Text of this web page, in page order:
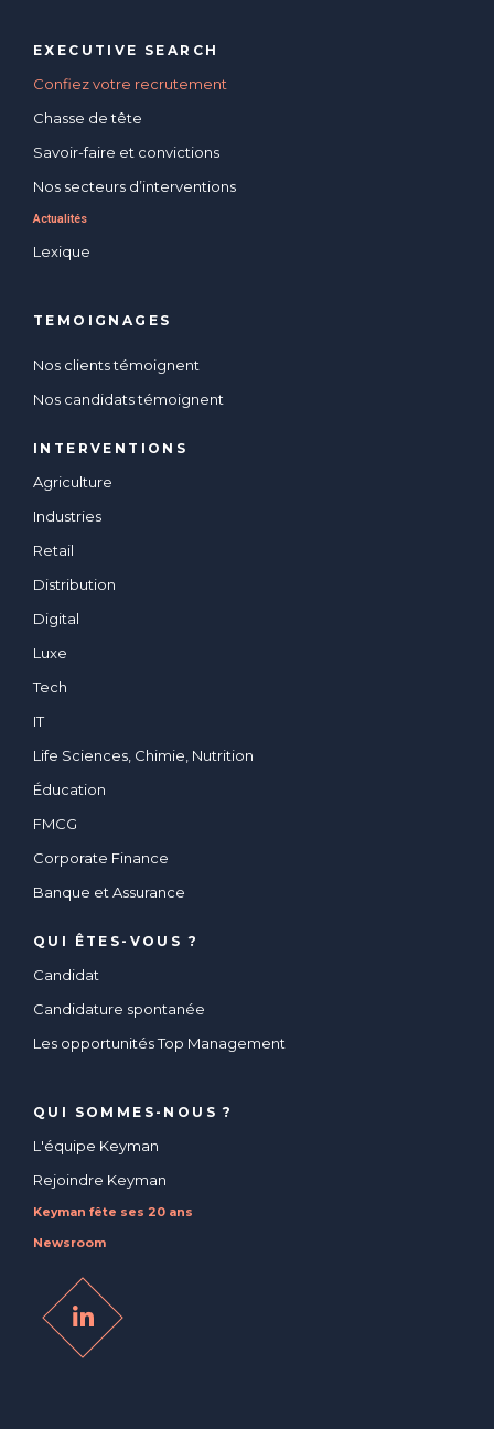
EXECUTIVE SEARCH
Confiez votre recrutement
Chasse de tête
Savoir-faire et convictions
Nos secteurs d’interventions
Actualités
Lexique
TEMOIGNAGES
Nos clients témoignent
Nos candidats témoignent
INTERVENTIONS
Agriculture
Industries
Retail
Distribution
Digital
Luxe
Tech
IT
Life Sciences, Chimie, Nutrition
Éducation
FMCG
Corporate Finance
Banque et Assurance
QUI ÊTES-VOUS ?
Candidat
Candidature spontanée
Les opportunités Top Management
QUI SOMMES-NOUS ?
L'équipe Keyman
Rejoindre Keyman
Keyman fête ses 20 ans
Newsroom